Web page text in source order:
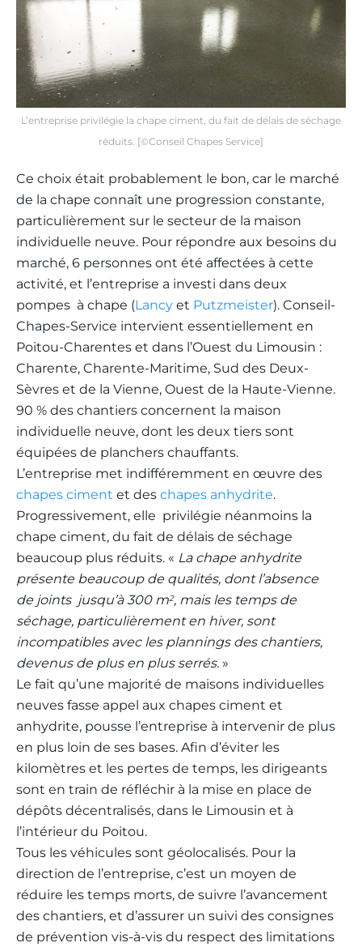
L’entreprise privilégie la chape ciment, du fait de délais de séchage
réduits. [©Conseil Chapes Service]
Ce choix était probablement le bon, car le marché
de la chape connaît une progression constante,
particulièrement sur le secteur de la maison
individuelle neuve. Pour répondre aux besoins du
marché, 6 personnes ont été affectées à cette
activité, et l’entreprise a investi dans deux
pompes à chape (Lancy et Putzmeister). Conseil-
Chapes-Service intervient essentiellement en
Poitou-Charentes et dans l’Ouest du Limousin :
Charente, Charente-Maritime, Sud des Deux-
Sèvres et de la Vienne, Ouest de la Haute-Vienne.
90 % des chantiers concernent la maison
individuelle neuve, dont les deux tiers sont
équipées de planchers chauffants.
L’entreprise met indifféremment en œuvre des
chapes ciment et des chapes anhydrite.
Progressivement, elle privilégie néanmoins la
chape ciment, du fait de délais de séchage
beaucoup plus réduits. « La chape anhydrite
présente beaucoup de qualités, dont l’absence
de joints jusqu’à 300 m2, mais les temps de
séchage, particulièrement en hiver, sont
incompatibles avec les plannings des chantiers,
devenus de plus en plus serrés. »
Le fait qu’une majorité de maisons individuelles
neuves fasse appel aux chapes ciment et
anhydrite, pousse l’entreprise à intervenir de plus
en plus loin de ses bases. Afin d’éviter les
kilomètres et les pertes de temps, les dirigeants
sont en train de réfléchir à la mise en place de
dépôts décentralisés, dans le Limousin et à
l’intérieur du Poitou.
Tous les véhicules sont géolocalisés. Pour la
direction de l’entreprise, c’est un moyen de
réduire les temps morts, de suivre l’avancement
des chantiers, et d’assurer un suivi des consignes
de prévention vis-à-vis du respect des limitations